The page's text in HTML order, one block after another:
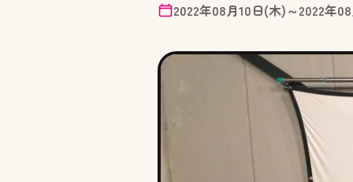
2022年08月10日(木)～2022年